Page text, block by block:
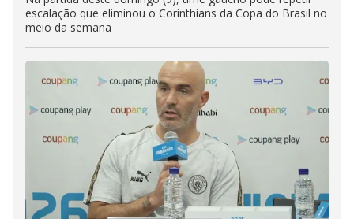
escalação que eliminou o Corinthians da Copa do Brasil no
meio da semana